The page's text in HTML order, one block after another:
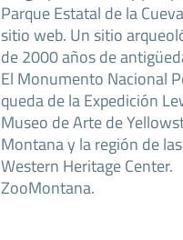
Parque Estatal de la
sitio web. Un sitio
de 2000 años de
El Monumento Nacional
queda de la Expedición
Museo de Arte de
Montana y la región de
Western Heritage Center.
ZooMontana.